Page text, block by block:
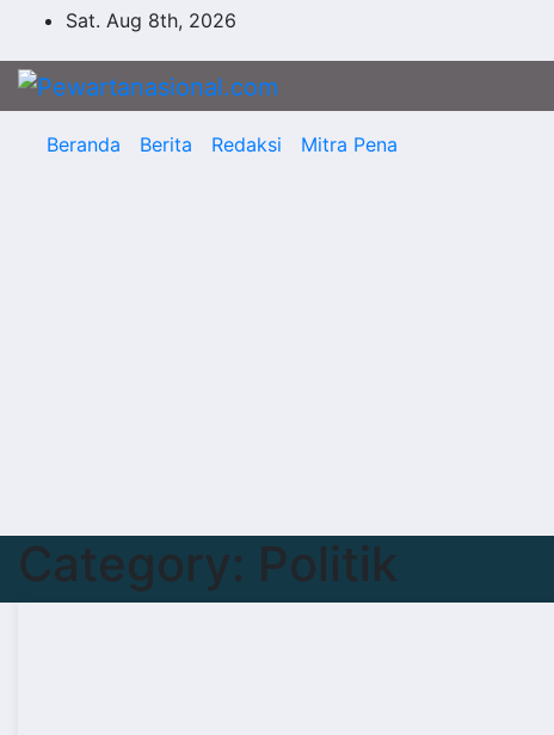
content
Sat. Aug 8th, 2026
Beranda Berita Redaksi Mitra Pena
Category: Politik